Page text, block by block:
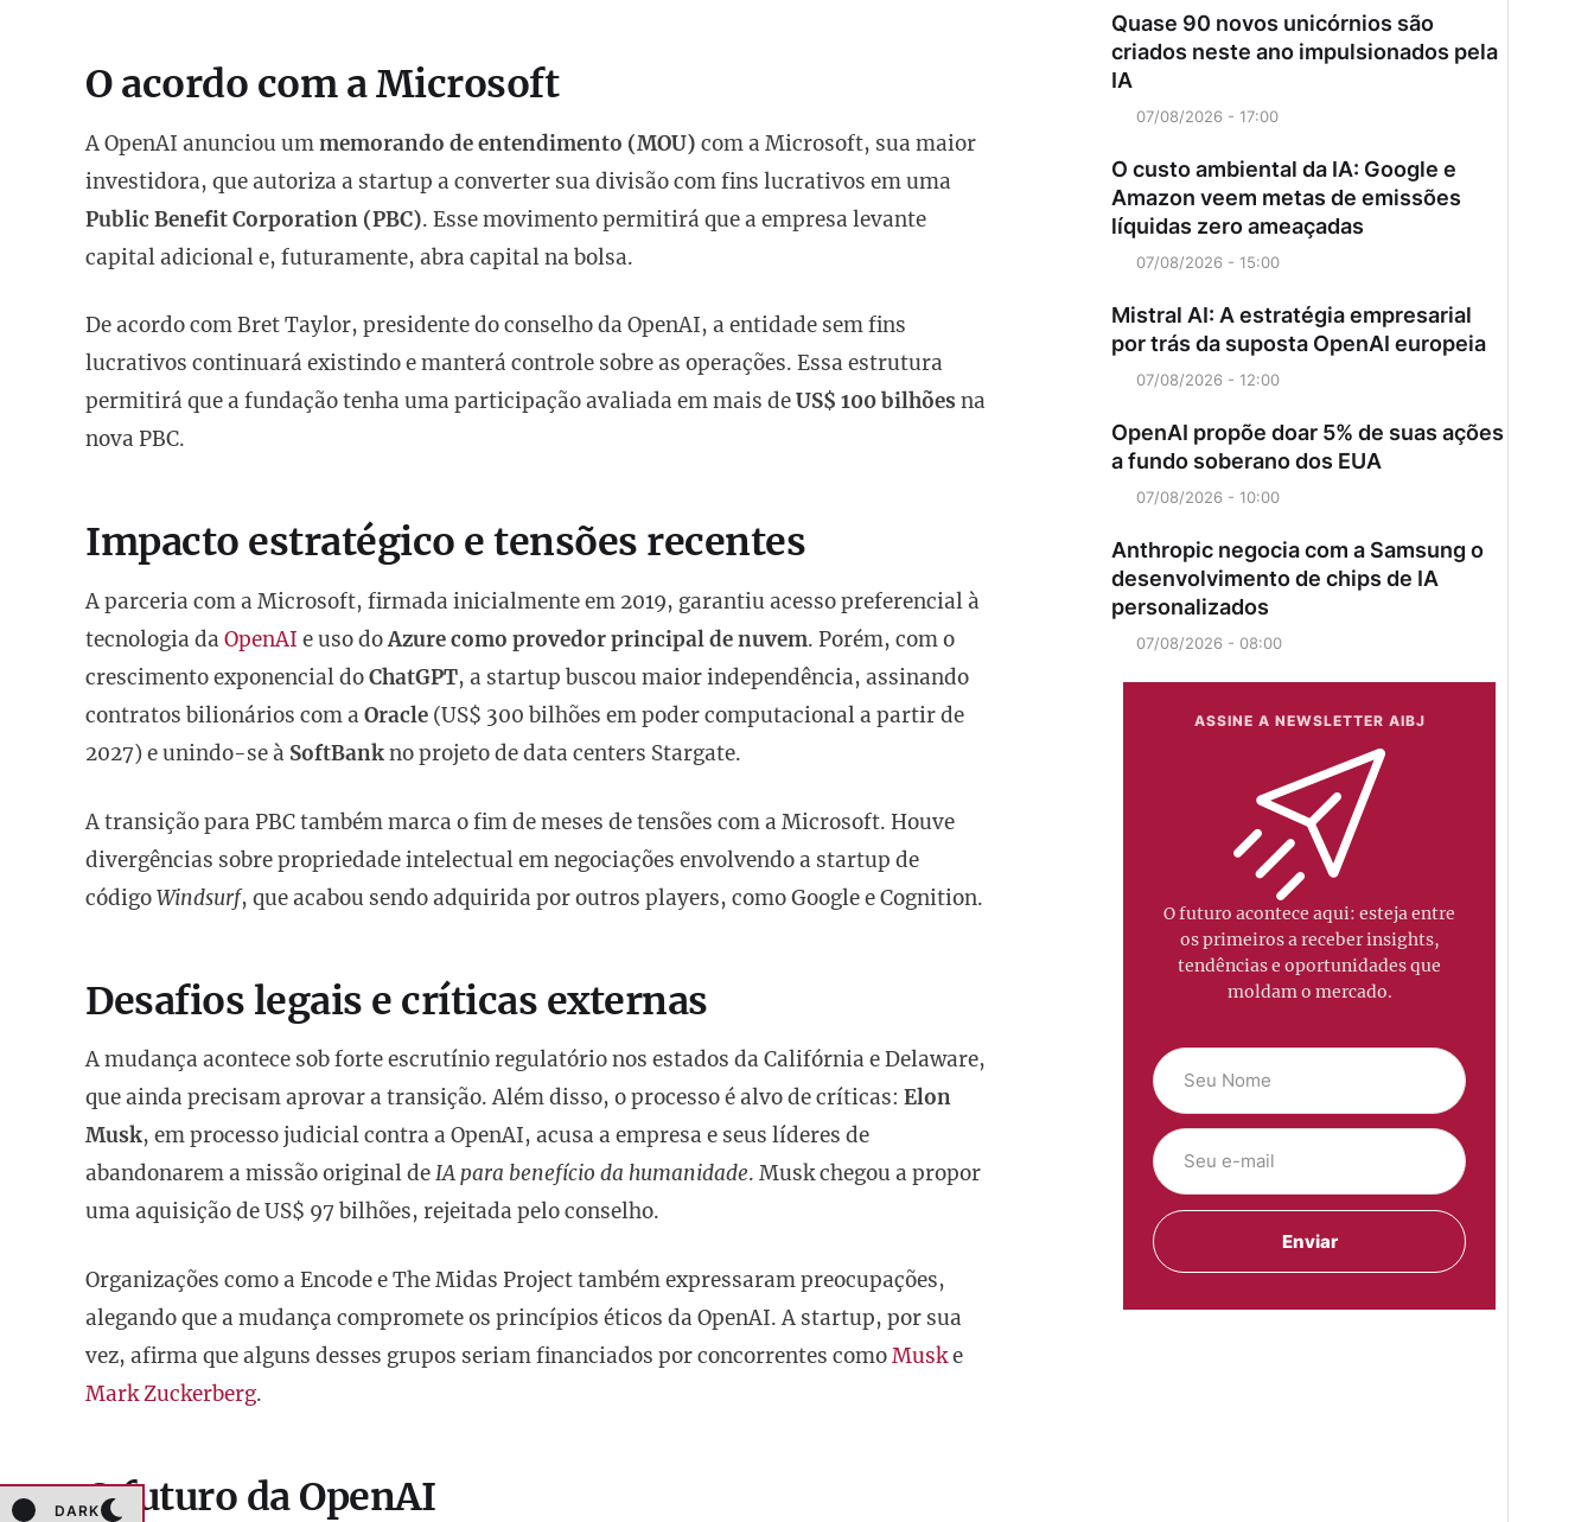
DARK
O acordo com a Microsoft
A OpenAI anunciou ummemorando de entendimento (MOU) com a Microsoft, sua maior
investidora, que autoriza a startup a converter sua divisão com fins lucrativos em uma
Public Benefit Corporation (PBC). Esse movimento permitirá que a empresa levante
capital adicional e, futuramente, abra capital na bolsa.
De acordo com Bret Taylor, presidente do conselho da OpenAI, a entidade sem fins
lucrativos continuará existindo e manterá controle sobre as operações. Essa estrutura
permitirá que a fundação tenha uma participação avaliada em mais deUS$ 100 bilhões na
nova PBC.
Impacto estratégico e tensões recentes
A parceria com a Microsoft, firmada inicialmente em 2019, garantiu acesso preferencial à
tecnologia da OpenAI e uso doAzure como provedor principal de nuvem. Porém, com o
crescimento exponencial doChatGPT, a startup buscou maior independência, assinando
contratos bilionários com a Oracle (US$ 300 bilhões em poder computacional a partir de
2027) e unindo-se à SoftBankno projeto de data centers Stargate.
A transição para PBC também marca o fim de meses de tensões com a Microsoft. Houve
divergências sobre propriedade intelectual em negociações envolvendo a startup de
códigoWindsurf, que acabou sendo adquirida por outros players, como Google e Cognition.
Desafios legais e críticas externas
A mudança acontece sob forte escrutínio regulatório nos estados da Califórnia e Delaware,
que ainda precisam aprovar a transição. Além disso, o processo é alvo de críticas: Elon
Musk, em processo judicial contra a OpenAI, acusa a empresa e seus líderes de
abandonarem a missão original deIA para benefício da humanidade. Musk chegou a propor
uma aquisição de US$ 97 bilhões, rejeitada pelo conselho.
Organizações como a Encode e The Midas Project também expressaram preocupações,
alegando que a mudança compromete os princípios éticos da OpenAI. A startup, por sua
vez, afirma que alguns desses grupos seriam financiados por concorrentes comoMuske
Mark Zuckerberg.
O futuro da OpenAI
Quase 90 novos unicórnios são
criados neste ano impulsionados pela
IA
07/08/2026 - 17:00
O custo ambiental da IA: Google e
Amazon veem metas de emissões
líquidas zero ameaçadas
07/08/2026 - 15:00
Mistral AI: A estratégia empresarial
por trás da suposta OpenAI europeia
07/08/2026 - 12:00
OpenAI propõe doar 5% de suas ações
a fundo soberano dos EUA
07/08/2026 - 10:00
Anthropic negocia com a Samsung o
desenvolvimento de chips de IA
personalizados
07/08/2026 - 08:00
ASSINE A NEWSLETTER AIBJ
O futuro acontece aqui: esteja entre
os primeiros a receber insights,
tendências e oportunidades que
moldam o mercado.